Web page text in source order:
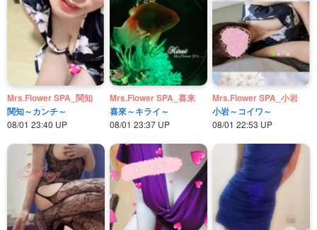
Mrs.Flower SPA_関知
関知～カンチ～
08/01 23:40 UP
Mrs.Flower SPA_喜来
喜來～キライ～
08/01 23:37 UP
Mrs.Flower SPA_小岩
小岩～コイワ～
08/01 22:53 UP